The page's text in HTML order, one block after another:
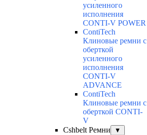
усиленного
исполнения
CONTI-V POWER
ContiTech
Клиновые ремни с
оберткой
усиленного
исполнения
CONTI-V
ADVANCE
ContiTech
Клиновые ремни с
оберткой CONTI-
V
Cshbelt Ремни
▼